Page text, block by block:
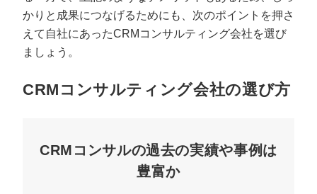
かりと成果につなげるためにも、次のポイントを押さ
えて自社にあったCRMコンサルティング会社を選び
ましょう。
CRMコンサルティング会社の選び方
CRMコンサルの過去の実績や事例は
豊富か